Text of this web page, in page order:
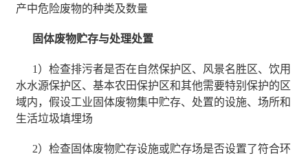
产中危险废物的种类及数量
固体废物贮存与处理处置
1）检查排污者是否在自然保护区、风景名胜区、饮用
水水源保护区、基本农田保护区和其他需要特别保护的区
域内，假设工业固体废物集中贮存、处置的设施、场所和
生活垃圾填埋场
2）检查固体废物贮存设施或贮存场是否设置了符合环